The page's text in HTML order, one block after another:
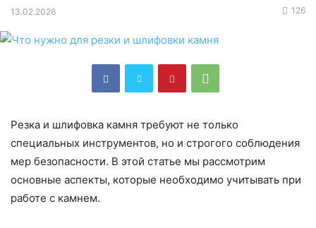
13.02.2026 126
Резка и шлифовка камня требуют не только
специальных инструментов, но и строгого соблюдения
мер безопасности. В этой статье мы рассмотрим
основные аспекты, которые необходимо учитывать при
работе с камнем.